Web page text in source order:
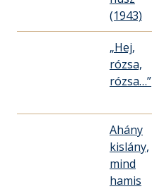
(1943)
„Hej,
rózsa,
rózsa…”
Ahány
kislány,
mind
hamis